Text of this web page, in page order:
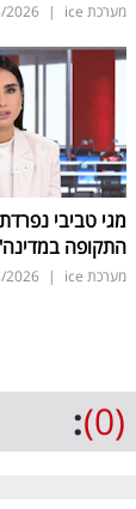
מערכת ice |
2026
התקופה
מערכת ice |
2026
(0)
: